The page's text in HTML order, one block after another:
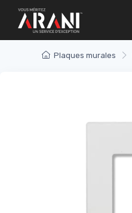
Plaques murales